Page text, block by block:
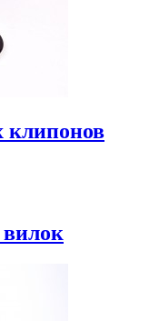
клипонов